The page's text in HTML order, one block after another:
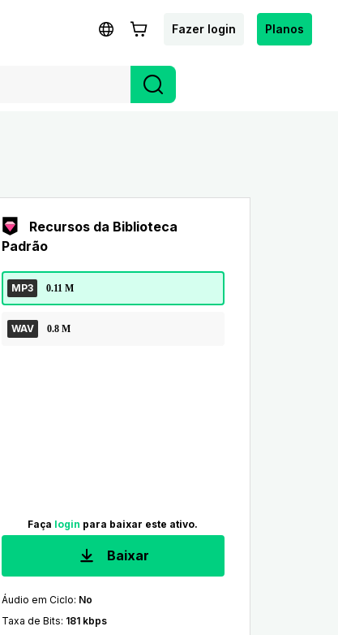
Fazer login Planos
Recursos da Biblioteca
Padrão
MP3 0.11 M
WAV 0.8 M
Faça login para baixar este ativo.
Baixar
Áudio em Ciclo: No
Taxa de Bits: 181 kbps